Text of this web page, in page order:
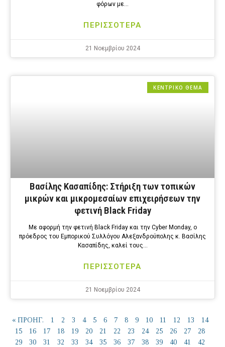
φόρων με…
ΠΕΡΙΣΣΟΤΕΡΑ
21 Νοεμβρίου 2024
ΚΕΝΤΡΙΚΟ ΘΕΜΑ
Βασίλης Κασαπίδης: Στήριξη των τοπικών
μικρών και μικρομεσαίων επιχειρήσεων την
φετινή Black Friday
Με αφορμή την φετινή Black Friday και την Cyber Monday, ο
πρόεδρος του Εμπορικού Συλλόγου Αλεξανδρούπολης κ. Βασίλης
Κασαπίδης, καλεί τους…
ΠΕΡΙΣΣΟΤΕΡΑ
21 Νοεμβρίου 2024
« ΠΡΟΗΓ. 1 2 3 4 5 6 7 8 9 10 11 12 13
14
15
16 17 18 19 20 21 22 23 24 25 26 27
28
29
30 31 32 33 34 35 36 37 38 39 40 41
42